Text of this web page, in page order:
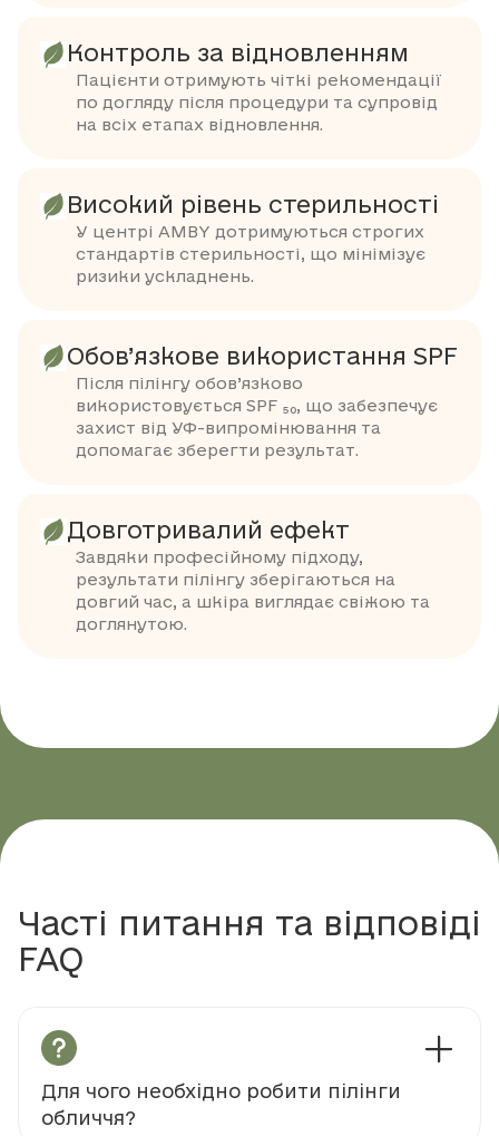
Контроль за відновленням
Пацієнти отримують чіткі рекомендації
по догляду після процедури та супровід
на всіх етапах відновлення.
Високий рівень стерильності
У центрі AMBY дотримуються строгих
стандартів стерильності, що мінімізує
ризики ускладнень.
Обов’язкове використання SPF
Після пілінгу обов’язково
використовується SPF 50, що забезпечує
захист від УФ-випромінювання та
допомагає зберегти результат.
Довготривалий ефект
Завдяки професійному підходу,
результати пілінгу зберігаються на
довгий час, а шкіра виглядає свіжою та
доглянутою.
Часті питання та відповіді
FAQ
Для чого необхідно робити пілінги
обличчя?